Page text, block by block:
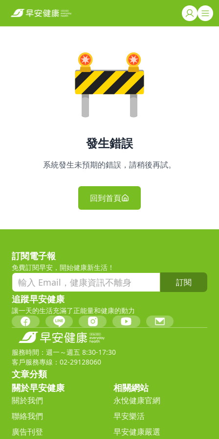
發生錯誤
系統發生未預期的錯誤，請稍後再試。
回到首頁
訂閱電子報
免費訂閱早安，開始健康新生活！
訂閱
追蹤早安健康
讓一天的生活充滿了正能量和健康的動力
服務時間：週一～週五 8:30-17:30
客戶服務專線：02-29128060
文章分類
關於早安健康
關於我們
聯絡我們
廣告刊登
相關網站
永悅健康官網
早安樂活
早安健康嚴選